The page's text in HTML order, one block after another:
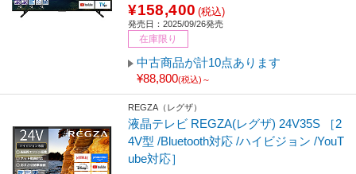
¥158,400 (税込)
発売日：2025/09/26発売
在庫限り
中古商品が計10点あります
¥88,800(税込)～
REGZA（レグザ）
液晶テレビ REGZA(レグザ) 24V35S ［2
4V型 /Bluetooth対応 /ハイビジョン /YouT
ube対応］